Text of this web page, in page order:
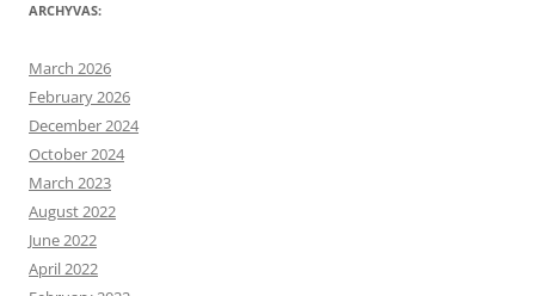
ARCHYVAS:
March 2026
February 2026
December 2024
October 2024
March 2023
August 2022
June 2022
April 2022